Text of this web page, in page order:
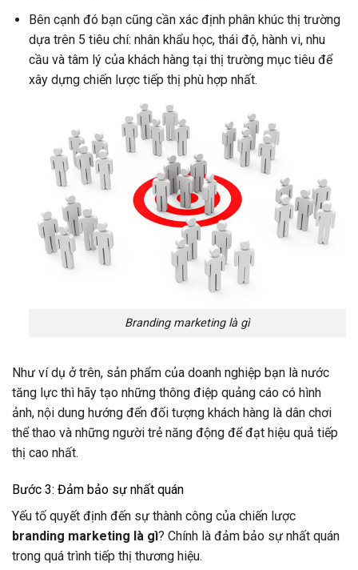
Bên cạnh đó bạn cũng cần xác định phân khúc thị trường
dựa trên 5 tiêu chí: nhân khẩu học, thái độ, hành vi, nhu
cầu và tâm lý của khách hàng tại thị trường mục tiêu để
xây dựng chiến lược tiếp thị phù hợp nhất.
Branding marketing là gì
Như ví dụ ở trên, sản phẩm của doanh nghiệp bạn là nước
tăng lực thì hãy tạo những thông điệp quảng cáo có hình
ảnh, nội dung hướng đến đối tượng khách hàng là dân chơi
thể thao và những người trẻ năng động để đạt hiệu quả tiếp
thị cao nhất.
Bước 3: Đảm bảo sự nhất quán
Yếu tố quyết định đến sự thành công của chiến lược
branding marketing là gì? Chính là đảm bảo sự nhất quán
trong quá trình tiếp thị thương hiệu.